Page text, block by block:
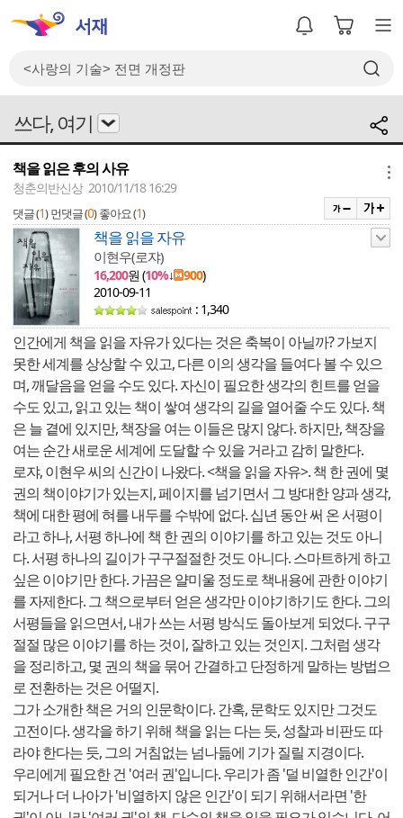
쓰다, 여기
책을 읽은 후의 사유
청춘의반신상 2010/11/18 16:29
댓글 (1) 먼댓글 (0) 좋아요 (1)
책을 읽을 자유
이현우(로쟈)
16,200원 (10%↓ 900)
2010-09-11
: 1,340
인간에게 책을 읽을 자유가 있다는 것은 축복이 아닐까? 가보지
못한 세계를 상상할 수 있고, 다른 이의 생각을 들여다 볼 수 있으
며, 깨달음을 얻을 수도 있다. 자신이 필요한 생각의 힌트를 얻을
수도 있고, 읽고 있는 책이 쌓여 생각의 길을 열어줄 수도 있다. 책
은 늘 곁에 있지만, 책장을 여는 이들은 많지 않다. 하지만, 책장을
여는 순간 새로운 세계에 도달할 수 있을 거라고 감히 말한다.
로쟈, 이현우 씨의 신간이 나왔다. <책을 읽을 자유>. 책 한 권에 몇
권의 책이야기가 있는지, 페이지를 넘기면서 그 방대한 양과 생각,
책에 대한 평에 혀를 내두를 수밖에 없다. 십년 동안 써 온 서평이
라고 하나, 서평 하나에 책 한 권의 이야기를 하고 있는 것도 아니
다. 서평 하나의 길이가 구구절절한 것도 아니다. 스마트하게 하고
싶은 이야기만 한다. 가끔은 얄미울 정도로 책내용에 관한 이야기
를 자제한다. 그 책으로부터 얻은 생각만 이야기하기도 한다. 그의
서평들을 읽으면서, 내가 쓰는 서평 방식도 돌아보게 되었다. 구구
절절 많은 이야기를 하는 것이, 잘하고 있는 것인지. 그처럼 생각
을 정리하고, 몇 권의 책을 묶어 간결하고 단정하게 말하는 방법으
로 전환하는 것은 어떨지.
그가 소개한 책은 거의 인문학이다. 간혹, 문학도 있지만 그것도
고전이다. 생각을 하기 위해 책을 읽는 다는 듯, 성찰과 비판도 따
라야 한다는 듯, 그의 거침없는 넘나듦에 기가 질릴 지경이다.
우리에게 필요한 건 '여러 권'입니다. 우리가 좀 '덜 비열한 인간'이
되거나 더 나아가 '비열하지 않은 인간'이 되기 위해서라면 '한